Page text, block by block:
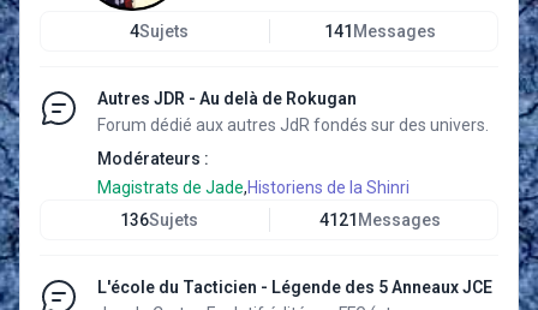
4Sujets 141 Messages
Autres JDR - Au delà de Rokugan
Forum dédié aux autres JdR fondés sur des univers.
Modérateurs :
Magistrats de Jade,Historiens de la Shinri
136Sujets 4121 Messages
L'école du Tacticien - Légende des 5 Anneaux JCE